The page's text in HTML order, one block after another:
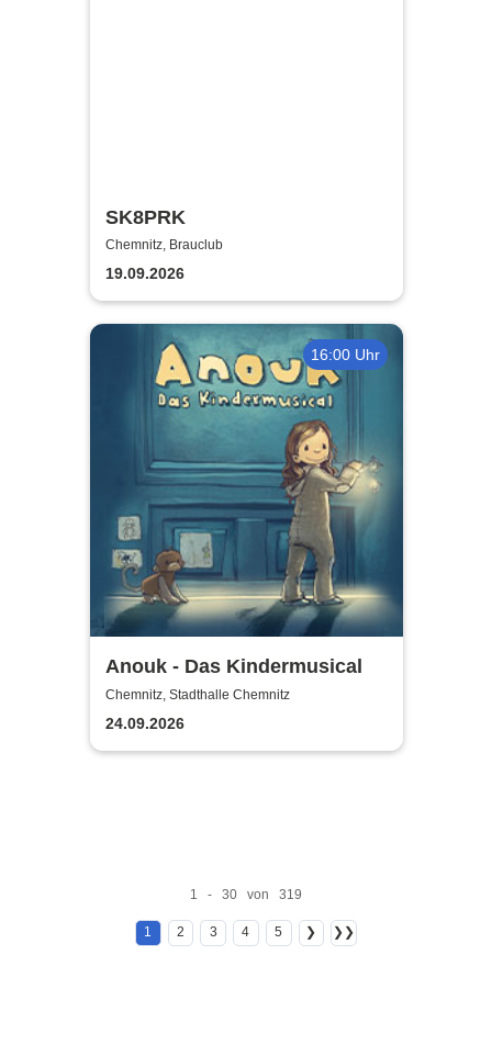
SK8PRK
Chemnitz, Brauclub
19.09.2026
16:00 Uhr
Anouk - Das Kindermusical
Chemnitz, Stadthalle Chemnitz
24.09.2026
1 - 30 von 319
1 2 3 4 5 ❯ ❯❯